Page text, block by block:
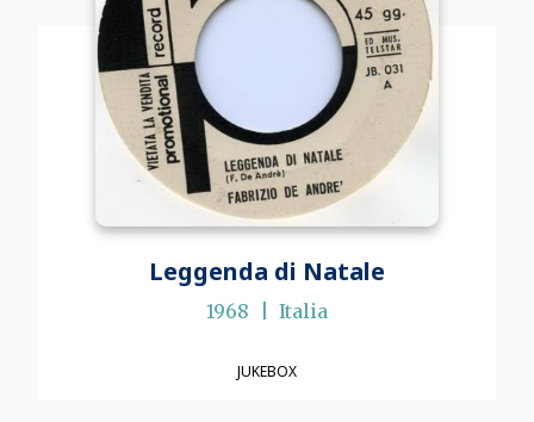
Leggenda di Natale
1968 Italia
JUKEBOX